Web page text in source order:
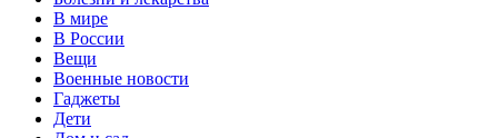
В мире
В России
Вещи
Военные новости
Гаджеты
Дети